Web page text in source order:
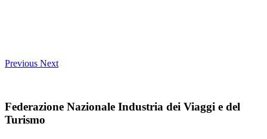
Previous Next
Federazione Nazionale Industria dei Viaggi e del
Turismo